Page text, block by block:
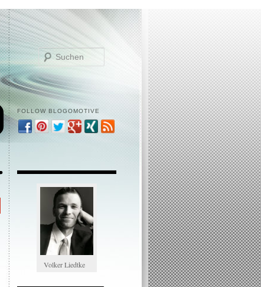
FOLLOW BLOGOMOTIVE
Volker Liedtke